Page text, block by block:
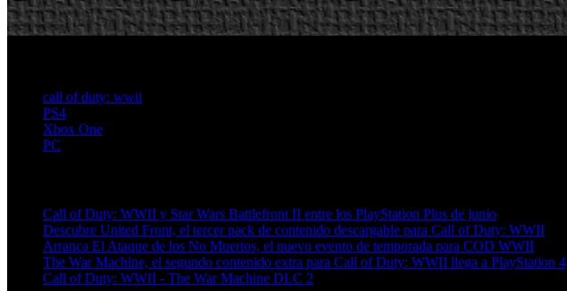
call of duty: wwii
PS4
Xbox One
PC
Call of Duty: WWII y Star Wars Battlefront II entre los PlayStation Plus de junio
Descubre United Front, el tercer pack de contenido descargable para Call of Duty: WWII
Arranca El Ataque de los No Muertos, el nuevo evento de temporada para COD WWII
The War Machine, el segundo contenido extra para Call of Duty: WWII llega a PlayStation 4
Call of Duty: WWII - The War Machine DLC 2